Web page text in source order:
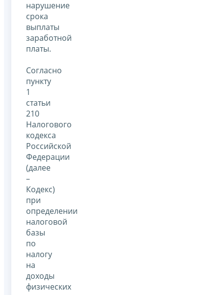
нарушение
срока
выплаты
заработной
платы.
Согласно
пункту
1
статьи
210
Налогового
кодекса
Российской
Федерации
(далее
–
Кодекс)
при
определении
налоговой
базы
по
налогу
на
доходы
физических